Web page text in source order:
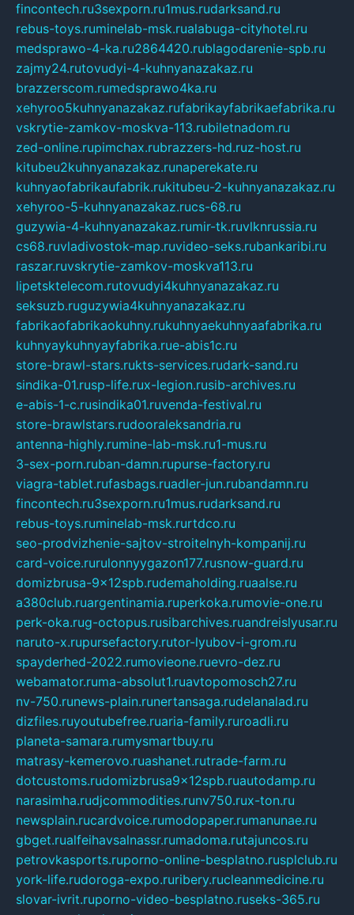
fincontech.ru3sexporn.ru1mus.rudarksand.ru
rebus-toys.ruminelab-msk.rualabuga-cityhotel.ru
medsprawo-4-ka.ru2864420.rublagodarenie-spb.ru
zajmy24.rutovudyi-4-kuhnyanazakaz.ru
brazzerscom.rumedsprawo4ka.ru
xehyroo5kuhnyanazakaz.rufabrikayfabrikaefabrika.ru
vskrytie-zamkov-moskva-113.rubiletnadom.ru
zed-online.rupimchax.rubrazzers-hd.ruz-host.ru
kitubeu2kuhnyanazakaz.runaperekate.ru
kuhnyaofabrikaufabrik.rukitubeu-2-kuhnyanazakaz.ru
xehyroo-5-kuhnyanazakaz.rucs-68.ru
guzywia-4-kuhnyanazakaz.rumir-tk.ruvlknrussia.ru
cs68.ruvladivostok-map.ruvideo-seks.rubankaribi.ru
raszar.ruvskrytie-zamkov-moskva113.ru
lipetsktelecom.rutovudyi4kuhnyanazakaz.ru
seksuzb.ruguzywia4kuhnyanazakaz.ru
fabrikaofabrikaokuhny.rukuhnyaekuhnyaafabrika.ru
kuhnyaykuhnyayfabrika.rue-abis1c.ru
store-brawl-stars.rukts-services.rudark-sand.ru
sindika-01.rusp-life.rux-legion.rusib-archives.ru
e-abis-1-c.rusindika01.ruvenda-festival.ru
store-brawlstars.rudooraleksandria.ru
antenna-highly.rumine-lab-msk.ru1-mus.ru
3-sex-porn.ruban-damn.rupurse-factory.ru
viagra-tablet.rufasbags.ruadler-jun.rubandamn.ru
fincontech.ru3sexporn.ru1mus.rudarksand.ru
rebus-toys.ruminelab-msk.rurtdco.ru
seo-prodvizhenie-sajtov-stroitelnyh-kompanij.ru
card-voice.rurulonnyygazon177.rusnow-guard.ru
domizbrusa-9x12spb.rudemaholding.ruaalse.ru
a380club.ruargentinamia.ruperkoka.rumovie-one.ru
perk-oka.rug-octopus.rusibarchives.ruandreislyusar.ru
naruto-x.rupursefactory.rutor-lyubov-i-grom.ru
spayderhed-2022.rumovieone.ruevro-dez.ru
webamator.ruma-absolut1.ruavtopomosch27.ru
nv-750.runews-plain.runertansaga.rudelanalad.ru
dizfiles.ruyoutubefree.ruaria-family.ruroadli.ru
planeta-samara.rumysmartbuy.ru
matrasy-kemerovo.ruashanet.rutrade-farm.ru
dotcustoms.rudomizbrusa9x12spb.ruautodamp.ru
narasimha.rudjcommodities.runv750.rux-ton.ru
newsplain.rucardvoice.rumodopaper.rumanunae.ru
gbget.rualfeihavsalnassr.rumadoma.rutajuncos.ru
petrovkasports.ruporno-online-besplatno.rusplclub.ru
york-life.rudoroga-expo.ruribery.rucleanmedicine.ru
slovar-ivrit.ruporno-video-besplatno.ruseks-365.ru